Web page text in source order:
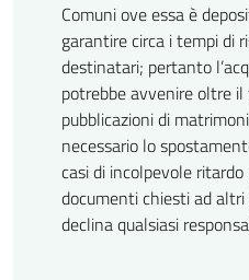
Comuni ove essa è
garantire circa i tempi di
destinatari; pertanto
potrebbe avvenire oltre
pubblicazioni di
necessario lo
casi di incolpevole ritardo
documenti chiesti ad altri
declina qualsiasi